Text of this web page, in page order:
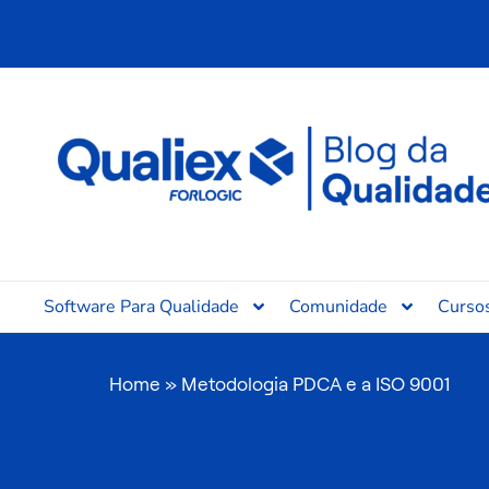
Software Para Qualidade Comunidade
Home » Metodologia PDCA e a ISO 9001